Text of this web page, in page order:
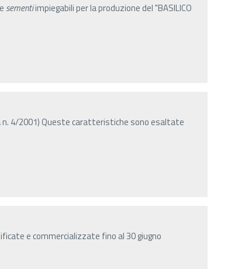
sementiimpiegabili per la produzione del "BASILICO
4/2001) Queste caratteristiche sono esaltate
e commercializzate fino al 30 giugno